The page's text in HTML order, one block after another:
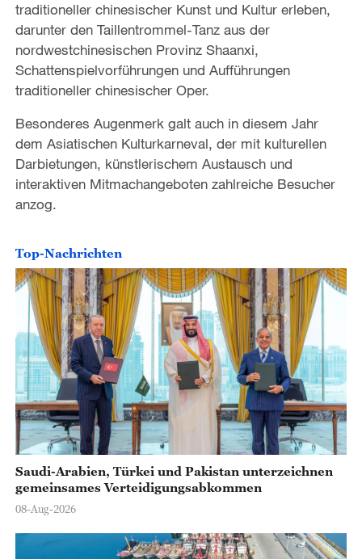
traditioneller chinesischer Kunst und Kultur erleben,
darunter den Taillentrommel-Tanz aus der
nordwestchinesischen Provinz Shaanxi,
Schattenspielvorführungen und Aufführungen
traditioneller chinesischer Oper.
Besonderes Augenmerk galt auch in diesem Jahr
dem Asiatischen Kulturkarneval, der mit kulturellen
Darbietungen, künstlerischem Austausch und
interaktiven Mitmachangeboten zahlreiche Besucher
anzog.
Top-Nachrichten
Saudi-Arabien, Türkei und Pakistan unterzeichnen
gemeinsames Verteidigungsabkommen
08-Aug-2026